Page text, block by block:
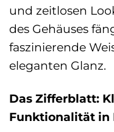
und zeitlosen
des Gehäuses
faszinierende
eleganten Glanz.
Das Zifferblatt:
Funktionalität in